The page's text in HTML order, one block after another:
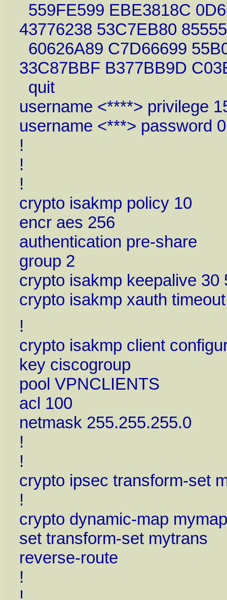
559FE599 EBE3818C
43776238 53C7EB80
60626A89 C7D66699
33C87BBF B377BB9D
quit
username <****> privilege
username <***> password
!
!
!
crypto isakmp policy 10
encr aes 256
authentication pre-share
group 2
crypto isakmp keepalive 30
crypto isakmp xauth
!
crypto isakmp client
key ciscogroup
pool VPNCLIENTS
acl 100
netmask 255.255.255.0
!
!
crypto ipsec transform-set
!
crypto dynamic-map
set transform-set mytrans
reverse-route
!
!